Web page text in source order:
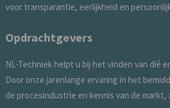
voor transparantie, eerlijkheid en
Opdrachtgevers
NL-Techniek helpt u bij het vinden van dié
Door onze jarenlange ervaring in het
de procesindustrie en kennis van de markt,